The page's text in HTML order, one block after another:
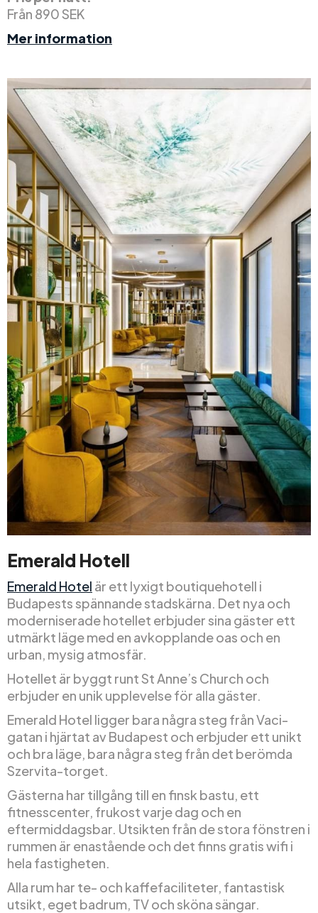
Från 890 SEK
Mer information
Emerald Hotell
Emerald Hotel är ett lyxigt boutiquehotell i
Budapests spännande stadskärna. Det nya och
moderniserade hotellet erbjuder sina gäster ett
utmärkt läge med en avkopplande oas och en
urban, mysig atmosfär.
Hotellet är byggt runt St Anne’s Church och
erbjuder en unik upplevelse för alla gäster.
Emerald Hotel ligger bara några steg från Vaci-
gatan i hjärtat av Budapest och erbjuder ett unikt
och bra läge, bara några steg från det berömda
Szervita-torget.
Gästerna har tillgång till en finsk bastu, ett
fitnesscenter, frukost varje dag och en
eftermiddagsbar. Utsikten från de stora fönstren i
rummen är enastående och det finns gratis wifi i
hela fastigheten.
Alla rum har te- och kaffefaciliteter, fantastisk
utsikt, eget badrum, TV och sköna sängar.